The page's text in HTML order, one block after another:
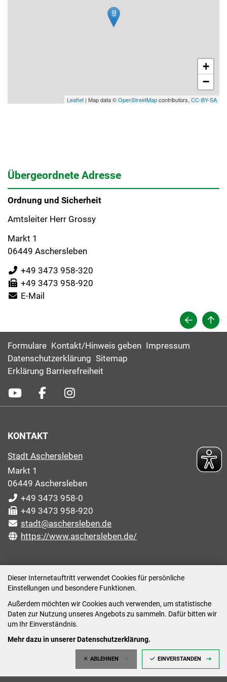
Dieser Internetauftritt verwendet Cookies für persönliche
Einstellungen und besondere Funktionen.
Außerdem möchten wir Cookies auch verwenden, um statistische
Daten zur Nutzung unseres Angebots zu sammeln. Dafür bitten wir
um Ihr Einverständnis.
Mehr dazu in unserer Datenschutzerklärung.
ABLEHNEN EINVERSTANDEN
+
−
Leaflet | Map data ©OpenStreetMapcontributors, CC-BY-SA
Übergeordnete Adresse
Ordnung und Sicherheit
Amtsleiter Herr Grossy
Markt 1
06449 Aschersleben
+49 3473 958-320
+49 3473 958-920
E-Mail
Formulare Kontakt/Hinweis geben Impressum
Datenschutzerklärung Sitemap
Erklärung Barrierefreiheit
KONTAKT
Stadt Aschersleben
Markt 1
06449 Aschersleben
+49 3473 958-0
+49 3473 958-920
stadt@aschersleben.de
https://www.aschersleben.de/
Montag: 09:00-12:00 /14:00-15:00 Uhr
Dienstag: 09:00-12:00 /14:00-16:00 Uhr
Mittwoch: 09:00 - 12:00 Uhr (nach vorheriger
Donnerstag: 09:00-12:00 /14:00-18:00 Uhr
Freitag: 09:00-12:00 Uhr